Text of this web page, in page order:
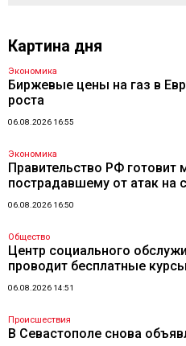
Картина дня
Экономика
Биржевые цены на газ в
роста
06.08.2026 16:55
Экономика
Правительство РФ
пострадавшему от атак на
06.08.2026 16:50
Общество
Центр социального
проводит бесплатные
06.08.2026 14:51
Происшествия
В Севастополе снова